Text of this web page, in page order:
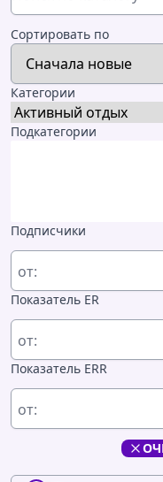
Сортировать по
Категории
Подкатегории
Подписчики
от:
Показатель ER
от:
Показатель ERR
от: